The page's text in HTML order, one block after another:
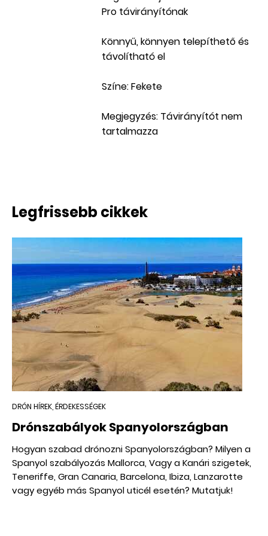
Pro távirányítónak
Könnyű, könnyen telepíthető és
távolítható el
Színe: Fekete
Megjegyzés: Távirányítót nem
tartalmazza
Legfrissebb cikkek
DRÓN HÍREK, ÉRDEKESSÉGEK
Drónszabályok Spanyolországban
Hogyan szabad drónozni Spanyolországban? Milyen a
Spanyol szabályozás Mallorca, Vagy a Kanári szigetek,
Teneriffe, Gran Canaria, Barcelona, Ibiza, Lanzarotte
vagy egyéb más Spanyol uticél esetén? Mutatjuk!